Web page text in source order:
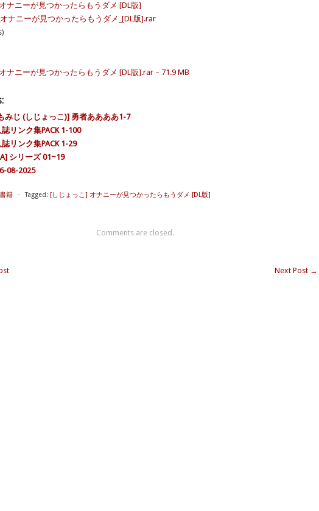
ナニーが見つかったらもうダメ [DL版]
ナニーが見つかったらもうダメ_[DL版].rar
ナニーが見つかったらもうダメ [DL版].rar – 71.9 MB
みじ (しじょっこ)] 勇者ああああ1-7
リンク集PACK 1-100
リンク集PACK 1-29
シリーズ 01~19
08-2025
籍 ⋅ Tagged: [しじょっこ] オナニーが見つかったらもうダメ [DL版]
Comments are closed.
Next Post →